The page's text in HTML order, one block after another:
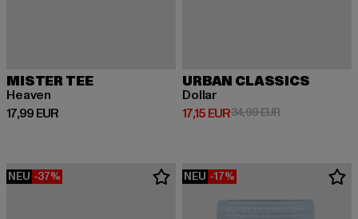
MISTER TEE
Heaven
17,99 EUR
Derzeitiger Preis: 17,99 EUR
URBAN CLASSICS
Dollar
17,15 EUR
Derzeitiger Preis: 17,15 EUR
34,99 EURAktionspreis:
NEU -37% NEU -17%